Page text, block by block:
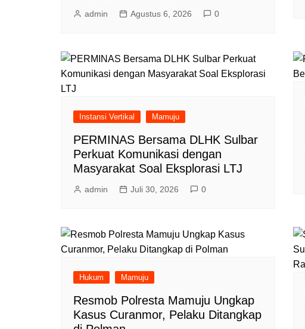
admin Agustus 6, 2026 0
Instansi Vertikal Mamuju
PERMINAS Bersama DLHK Sulbar
Perkuat Komunikasi dengan
Masyarakat Soal Eksplorasi LTJ
admin Juli 30, 2026 0
Hukum Mamuju
Resmob Polresta Mamuju Ungkap
Kasus Curanmor, Pelaku Ditangkap